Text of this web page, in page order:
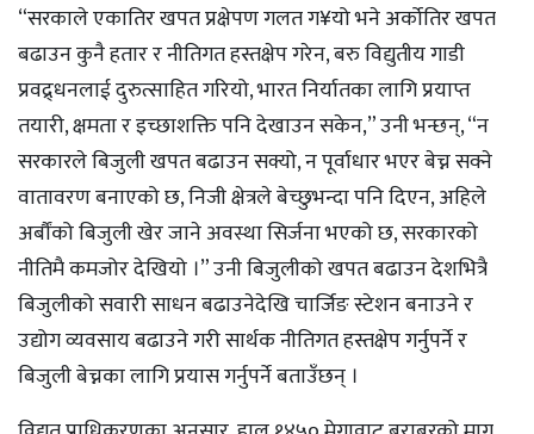
“सरकाले एकातिर खपत प्रक्षेपण गलत ग¥यो भने अर्कोतिर खपत
बढाउन कुनै हतार र नीतिगत हस्तक्षेप गरेन, बरु विद्युतीय गाडी
प्रवद्र्धनलाई दुरुत्साहित गरियो, भारत निर्यातका लागि प्रयाप्त
तयारी, क्षमता र इच्छाशक्ति पनि देखाउन सकेन,” उनी भन्छन्, “न
सरकारले बिजुली खपत बढाउन सक्यो, न पूर्वाधार भएर बेच्न सक्ने
वातावरण बनाएको छ, निजी क्षेत्रले बेच्छुभन्दा पनि दिएन, अहिले
अर्बौंको बिजुली खेर जाने अवस्था सिर्जना भएको छ, सरकारको
नीतिमै कमजोर देखियो ।” उनी बिजुलीको खपत बढाउन देशभित्रै
बिजुलीको सवारी साधन बढाउनेदेखि चार्जिङ स्टेशन बनाउने र
उद्योग व्यवसाय बढाउने गरी सार्थक नीतिगत हस्तक्षेप गर्नुपर्ने र
बिजुली बेच्नका लागि प्रयास गर्नुपर्ने बताउँछन् ।